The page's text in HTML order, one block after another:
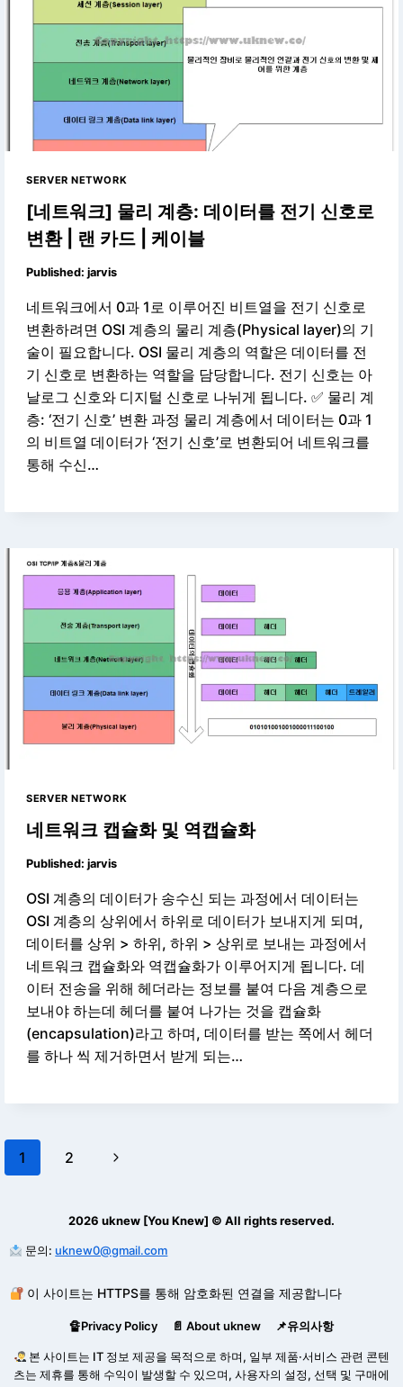
SERVER NETWORK
[네트워크] 물리 계층: 데이터를 전기 신호로
변환 | 랜 카드 | 케이블
Published: jarvis
네트워크에서 0과 1로 이루어진 비트열을 전기 신호로
변환하려면 OSI 계층의 물리 계층(Physical layer)의 기
술이 필요합니다. OSI 물리 계층의 역할은 데이터를 전
기 신호로 변환하는 역할을 담당합니다. 전기 신호는 아
날로그 신호와 디지털 신호로 나뉘게 됩니다. ✅ 물리 계
층: ‘전기 신호’ 변환 과정 물리 계층에서 데이터는 0과 1
의 비트열 데이터가 ‘전기 신호’로 변환되어 네트워크를
통해 수신…
SERVER NETWORK
네트워크 캡슐화 및 역캡슐화
Published: jarvis
OSI 계층의 데이터가 송수신 되는 과정에서 데이터는
OSI 계층의 상위에서 하위로 데이터가 보내지게 되며,
데이터를 상위 > 하위, 하위 > 상위로 보내는 과정에서
네트워크 캡슐화와 역캡슐화가 이루어지게 됩니다. 데
이터 전송을 위해 헤더라는 정보를 붙여 다음 계층으로
보내야 하는데 헤더를 붙여 나가는 것을 캡슐화
(encapsulation)라고 하며, 데이터를 받는 쪽에서 헤더
를 하나 씩 제거하면서 받게 되는…
Page
1 2
Next
2026 uknew [You Knew] © All rights reserved.
문의: uknew0@gmail.com
이 사이트는 HTTPS를 통해 암호화된 연결을 제공합니다
🔏Privacy Policy 📄 About uknew 📌유의사항
본 사이트는 IT 정보 제공을 목적으로 하며, 일부 제품·서비스 관련 콘텐
츠는 제휴를 통해 수익이 발생할 수 있으며, 사용자의 설정, 선택 및 구매에